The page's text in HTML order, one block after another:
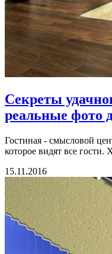
Секреты
реальные фото
Гостиная - смысловой
которое видят все гости.
15.11.2016